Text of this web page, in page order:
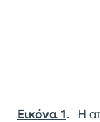
Εικόνα 1. Η